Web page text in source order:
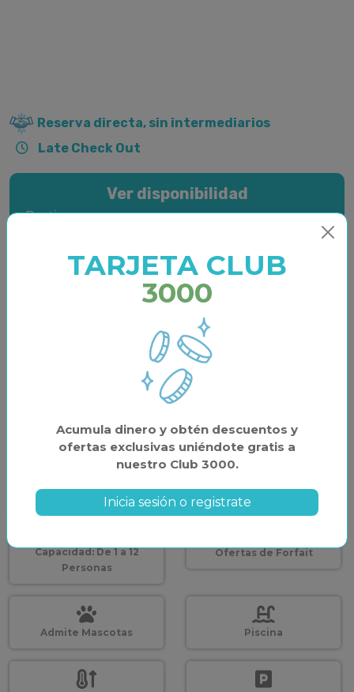
Reserva directa, sin intermediarios
Late Check Out
Ver disponibilidad
Destino
1 APARTAMENTO
2 PERSONAS
0 MASCOTAS
BUSCAR
Capacidad: De 1 a 12
Personas
Ofertas de Forfait
Admite Mascotas Piscina
TARJETA CLUB
3000
Acumula dinero y obtén descuentos y
ofertas exclusivas uniéndote gratis a
nuestro Club 3000.
Inicia sesión o registrate